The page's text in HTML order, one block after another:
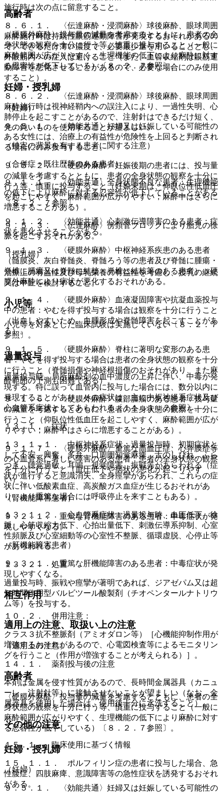
高齢者
〈硬膜外麻酔〉投与量の減量を考慮するとともに、患者の全
身状態の観察を十分に行う等、慎重に投与すること（一般に
麻酔範囲が広がりやすく、生理機能の低下により麻酔に対す
る忍容性が低下している）〔８．２．７参照〕。
妊婦・授乳婦
（妊婦）
９．５．１． 〈効能共通〉妊婦又は妊娠している可能性の
ある女性には、治療上の有益性が危険性を上回ると判断され
る場合にのみ投与すること。
９．５．２． 〈硬膜外麻酔〉妊娠後期の患者には、投与量
の減量を考慮するとともに、患者の全身状態の観察を十分に
行う等、慎重に投与すること（妊娠末期は、仰臥位性低血圧
を起こしやすく、麻酔範囲が広がりやすい；麻酔中はさらに
増悪することがある）。
９．５．３． 〈伝達麻酔〉傍頸管ブロックにより胎児の徐
脈を起こすおそれがある。
（授乳婦）
治療上の有益性及び母乳栄養の有益性を考慮し、授乳の継続
又は中止を検討すること。
小児等
小児等を対象とした臨床試験は実施していない〔８．２．７
参照〕。
過量投与
過量投与時、局所麻酔剤の血中濃度の上昇に伴い、中毒が発
現する。特に誤って血管内に投与した場合には、数分以内に
発現することがあり、その症状は、主に中枢神経系症状及び
心血管系症状としてあらわれる〔１１．１．２参照〕。
１３．１． 症状
１３．１．１． 中枢神経系症状：過量投与時、初期症状と
して不安、興奮、多弁、口周囲知覚麻痺、舌のしびれ、ふら
つき、聴覚過敏、耳鳴、視覚障害、振戦等があらわれる（症
状が進行すると意識消失、全身痙攣があらわれ、これらの症
状に伴い低酸素血症、高炭酸ガス血症が生じるおそれがあ
り、より重篤な場合には呼吸停止を来すこともある）。
１３．１．２． 心血管系症状：過量投与時、血圧低下、徐
脈、心筋収縮力低下、心拍出量低下、刺激伝導系抑制、心室
性頻脈及び心室細動等の心室性不整脈、循環虚脱、心停止等
があらわれる。
１３．２． 処置
過量投与時、振戦や痙攣が著明であれば、ジアゼパム又は超
短時間作用型バルビツール酸製剤（チオペンタールナトリウ
ム等）を投与する。
適用上の注意、取扱い上の注意
（適用上の注意）
１４．１． 薬剤投与後の注意
本剤は金属を侵す性質があるので、長時間金属器具（カニュ
ーレ、注射針等）に接触させないことが望ましい（なお、金
属器具を使用した場合は、使用後十分に水洗すること）。
その他の注意
１５．１． 臨床使用に基づく情報
１５．１．１． ポルフィリン症の患者に投与した場合、急
性腹症、四肢麻痺、意識障害等の急性症状を誘発するおそれ
がある。
施行時は次の点に留意すること。
８．６．１． 〈伝達麻酔・浸潤麻酔〉球後麻酔、眼球周囲
麻酔施行時は持続性眼筋運動障害が発現するおそれがあるの
で、できるだけ薄い濃度で、必要最少量を用いることとし、
外眼筋内への注入は避けること（また、血管収縮剤は眼筋運
動障害を悪化させることがあるので、必要な場合にのみ使用
すること）。
８．６．２． 〈伝達麻酔・浸潤麻酔〉球後麻酔、眼球周囲
麻酔施行時は視神経鞘内への誤注入により、一過性失明、心
肺停止を起こすことがあるので、注射針はできるだけ短く、
先の鈍いものを使用することが望ましい。
（特定の背景を有する患者に関する注意）
（合併症・既往歴等のある患者）
９．１．１． 〈効能共通〉全身状態不良な患者：生理機能
の低下により麻酔に対する忍容性が低下していることがある
〔８．２．７参照〕。
９．１．２． 〈効能共通〉心刺激伝導障害のある患者：症
状を悪化させることがある。
９．１．３． 〈硬膜外麻酔〉中枢神経系疾患のある患者
（髄膜炎、灰白脊髄炎、脊髄ろう等の患者及び脊髄に腫瘍・
脊椎に腫瘍又は脊髄に結核・脊椎に結核等のある患者）：硬
膜外麻酔により病状が悪化するおそれがある。
９．１．４． 〈硬膜外麻酔〉血液凝固障害や抗凝血薬投与
中の患者：やむを得ず投与する場合は観察を十分に行うこと
（出血しやすいため、血腫形成や脊髄障害を起こすことがあ
る）。
９．１．５． 〈硬膜外麻酔〉脊柱に著明な変形のある患
者：やむを得ず投与する場合は患者の全身状態の観察を十分
に行うこと（脊髄損傷や神経根損傷のおそれがあり、また麻
酔範囲の予測も困難である）。
９．１．６． 〈硬膜外麻酔〉腹部腫瘤のある患者：投与量
の減量を考慮するとともに、患者の全身状態の観察を十分に
行うこと（仰臥位性低血圧を起こしやすく、麻酔範囲が広が
りやすい；麻酔中はさらに増悪することがある）。
９．１．７． 〈硬膜外麻酔〉重篤な高血圧症、心弁膜症等
の心血管系に著しい障害のある患者：患者の全身状態の観察
を十分に行うこと（血圧低下や病状の悪化が起こりやす
い）。
（腎機能障害患者）
９．２．１． 重篤な腎機能障害のある患者：中毒症状が発
現しやすくなる。
（肝機能障害患者）
９．３．１． 重篤な肝機能障害のある患者：中毒症状が発
現しやすくなる。
相互作用
１０．２． 併用注意：
クラス３抗不整脈剤（アミオダロン等）［心機能抑制作用が
増強するおそれがあるので、心電図検査等によるモニタリン
グを行うこと（作用が増強することが考えられる）］。
高齢者
〈硬膜外麻酔〉投与量の減量を考慮するとともに、患者の全
身状態の観察を十分に行う等、慎重に投与すること（一般に
麻酔範囲が広がりやすく、生理機能の低下により麻酔に対す
る忍容性が低下している）〔８．２．７参照〕。
妊婦・授乳婦
（妊婦）
９．５．１． 〈効能共通〉妊婦又は妊娠している可能性の